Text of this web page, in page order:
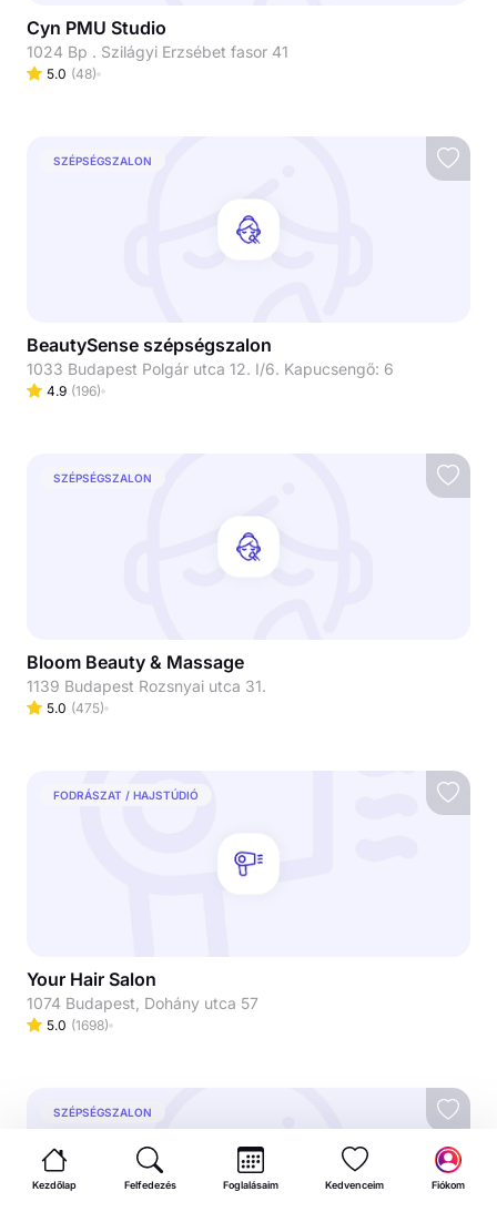
Cyn PMU Studio
1024 Bp . Szilágyi Erzsébet fasor 41
5.0 (48)
SZÉPSÉGSZALON
BeautySense szépségszalon
1033 Budapest Polgár utca 12. I/6. Kapucsengő: 6
4.9 (196)
SZÉPSÉGSZALON
Bloom Beauty & Massage
1139 Budapest Rozsnyai utca 31.
5.0 (475)
FODRÁSZAT / HAJSTÚDIÓ
Your Hair Salon
1074 Budapest, Dohány utca 57
5.0 (1698)
SZÉPSÉGSZALON
Kezdőlap Felfedezés Foglalásaim Kedvenceim Fiókom